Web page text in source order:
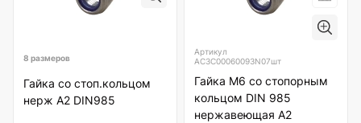
8 размеров
Гайка со стоп.кольцом
нерж А2 DIN985
Артикул
АС3C00060093N07шт
Гайка М6 со стопорным
кольцом DIN 985
нержавеющая А2